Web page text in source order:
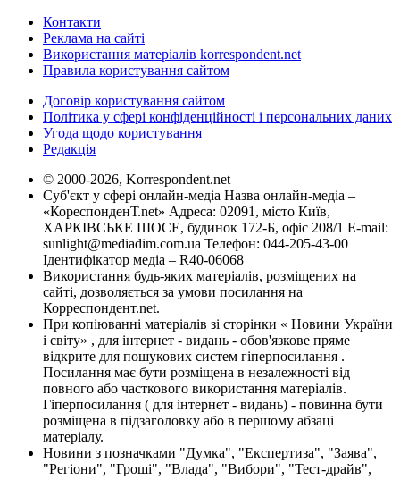
Контакти
Реклама на сайті
Використання матеріалів korrespondent.net
Правила користування сайтом
Договір користування сайтом
Політика у сфері конфіденційності і персональних даних
Угода щодо користування
Редакція
© 2000-2026, Korrespondent.net
Суб'єкт у сфері онлайн-медіа Назва онлайн-медіа –
«КореспонденТ.net» Адреса: 02091, місто Київ,
ХАРКІВСЬКЕ ШОСЕ, будинок 172-Б, офіс 208/1 E-mail:
sunlight@mediadim.com.ua Телефон: 044-205-43-00
Ідентифікатор медіа – R40-06068
Використання будь-яких матеріалів, розміщених на
сайті, дозволяється за умови посилання на
Корреспондент.net.
При копіюванні матеріалів зі сторінки « Новини України
і світу» , для інтернет - видань - обов'язкове пряме
відкрите для пошукових систем гіперпосилання .
Посилання має бути розміщена в незалежності від
повного або часткового використання матеріалів.
Гіперпосилання ( для інтернет - видань) - повинна бути
розміщена в підзаголовку або в першому абзаці
матеріалу.
Новини з позначками "Думка", "Експертиза", "Заява",
"Регіони", "Гроші", "Влада", "Вибори", "Тест-драйв",